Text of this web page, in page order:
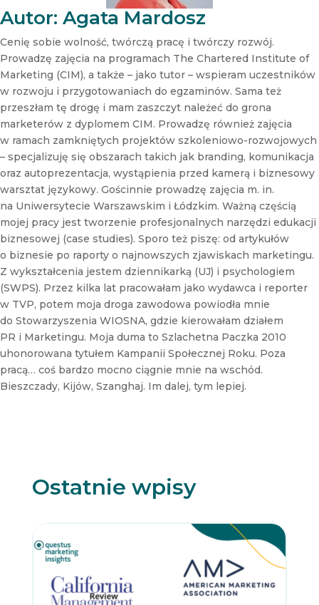
t
t
e
r
N
e
w
s
l
e
t
t
e
r
Autor: Agata Mardosz
Cenię sobie wolność, twórczą pracę i twórczy rozwój.
Prowadzę zajęcia na programach The Chartered Institute of
Marketing (CIM), a także – jako tutor – wspieram uczestników
w rozwoju i przygotowaniach do egzaminów. Sama też
przeszłam tę drogę i mam zaszczyt należeć do grona
marketerów z dyplomem CIM. Prowadzę również zajęcia
w ramach zamkniętych projektów szkoleniowo-rozwojowych
– specjalizuję się obszarach takich jak branding, komunikacja
oraz autoprezentacja, wystąpienia przed kamerą i biznesowy
warsztat językowy. Gościnnie prowadzę zajęcia m. in.
na Uniwersytecie Warszawskim i Łódzkim. Ważną częścią
mojej pracy jest tworzenie profesjonalnych narzędzi edukacji
biznesowej (case studies). Sporo też piszę: od artykułów
o biznesie po raporty o najnowszych zjawiskach marketingu.
Z wykształcenia jestem dziennikarką (UJ) i psychologiem
(SWPS). Przez kilka lat pracowałam jako wydawca i reporter
w TVP, potem moja droga zawodowa powiodła mnie
do Stowarzyszenia WIOSNA, gdzie kierowałam działem
PR i Marketingu. Moja duma to Szlachetna Paczka 2010
uhonorowana tytułem Kampanii Społecznej Roku. Poza
pracą… coś bardzo mocno ciągnie mnie na wschód.
Bieszczady, Kijów, Szanghaj. Im dalej, tym lepiej.
Ostatnie wpisy